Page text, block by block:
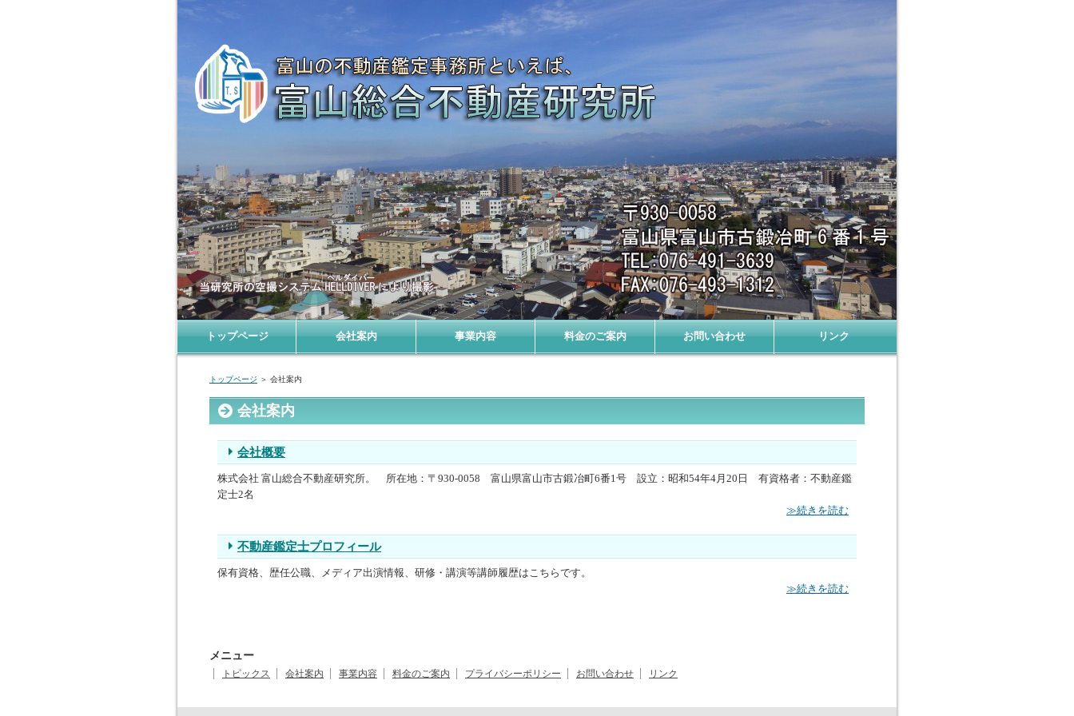
株式会社 富山総合不動産研究所|会社案内
トップページ ＞ 会社案内
会社案内
会社概要
株式会社 富山総合不動産研究所。 所在地：〒930-0058 富山県富山市古鍛冶町6番1号 設立：昭和54年4月20日 有資格者：不動産鑑
定士2名
≫続きを読む
不動産鑑定士プロフィール
保有資格、歴任公職、メディア出演情報、研修・講演等講師履歴はこちらです。
≫続きを読む
メニュー
トピックス 会社案内 事業内容 料金のご案内 プライバシーポリシー お問い合わせ リンク
トップページ 会社案内 事業内容 料金のご案内 お問い合わせ リンク